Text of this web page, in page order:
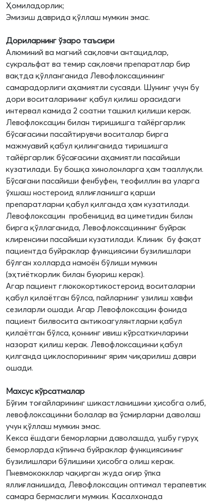
Ҳомиладорлик;
Эмизиш даврида қўллаш мумкин эмас.
Дориларнинг ўзаро таъсири
Алюминий ва магний сақловчи антацидлар,
сукральфат ва темир сақловчи препаратлар бир
вақтда қўлланганида Левофлоксациннинг
самарадорлиги аҳамиятли сусаяди. Шунинг учун бу
дори воситаларининг қабул қилиш орасидаги
интервал камида 2 соатни ташкил қилиши керак.
Левофлоксацин билан тиришишга тайёргарлик
бўсағасини пасайтирувчи воситалар бирга
мажмуавий қабул қилинганида тиришишга
тайёргарлик бўсағасини аҳамиятли пасайиши
кузатилади. Бу бошқа хинолонларга ҳам тааллуқли.
Бўсағани пасайиши фенбуфен, теофиллин ва уларга
ўхшаш ностероид яллиғланишга қарши
препаратларни қабул қилганда ҳам кузатилади.
Левофлоксацин пробеницид ва циметидин билан
бирга қўллаганида, Левофлоксациннинг буйрак
клиренсини пасайиши кузатилади. Клиник бу фақат
пациентда буйраклар функциясини бузилишлари
бўлган холларда намоён бўлиши мумкин
(эҳтиёткорлик билан буюриш керак).
Агар пациент глюкокортикостероид воситаларни
қабул қилаётган бўлса, пайларнинг узилиш хавфи
сезиларли ошади. Агар Левофлоксацин фонида
пациент билвосита антикоагулянтларни қабул
қилаётган бўлса, қоннинг ивиш кўрсаткичларини
назорат қилиш керак. Левофлоксацинни қабул
қилганда циклоспориннинг ярим чиқарилиш даври
ошади.
Махсус кўрсатмалар
Бўғим тоғайларининг шикастланишини ҳисобга олиб,
левофлоксацинни болалар ва ўсмирларни даволаш
учун қўллаш мумкин эмас.
Кекса ёшдаги беморларни даволашда, ушбу гуруҳ
беморларда кўпинча буйраклар функциясининг
бузилишлари бўлишини ҳисобга олиш керак.
Пневмококклар чақирган жуда оғир ўпка
яллиғланишида, Левофлоксацин оптимал терапевтик
самара бермаслиги мумкин. Касалхонада